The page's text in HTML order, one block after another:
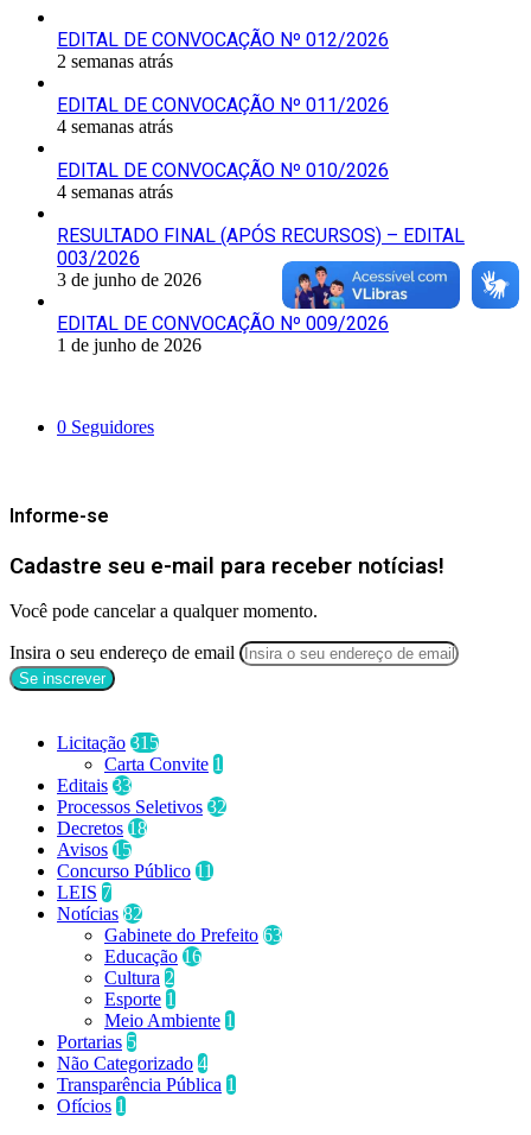
EDITAL DE CONVOCAÇÃO Nº 012/2026
2 semanas atrás
EDITAL DE CONVOCAÇÃO Nº 011/2026
4 semanas atrás
EDITAL DE CONVOCAÇÃO Nº 010/2026
4 semanas atrás
RESULTADO FINAL (APÓS RECURSOS) – EDITAL
003/2026
3 de junho de 2026
EDITAL DE CONVOCAÇÃO Nº 009/2026
1 de junho de 2026
0 Seguidores
Informe-se
Cadastre seu e-mail para receber notícias!
Você pode cancelar a qualquer momento.
Insira o seu endereço de email
Licitação 315
Carta Convite 1
Editais 33
Processos Seletivos 32
Decretos 18
Avisos 15
Concurso Público 11
LEIS 7
Notícias 82
Gabinete do Prefeito 63
Educação 16
Cultura 2
Esporte 1
Meio Ambiente 1
Portarias 5
Não Categorizado 4
Transparência Pública 1
Ofícios 1